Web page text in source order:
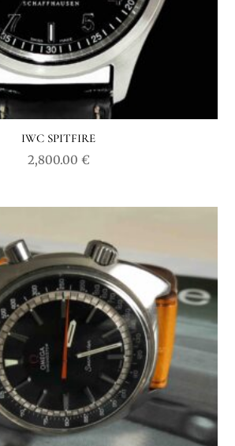
IWC SPITFIRE
2,800.00 €